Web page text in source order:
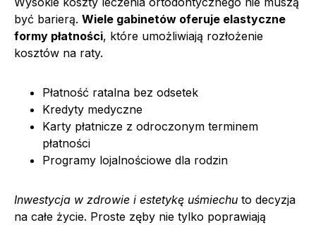
być barierą. Wiele gabinetów oferuje elastyczne
formy płatności, które umożliwiają rozłożenie
kosztów na raty.
Płatność ratalna bez odsetek
Kredyty medyczne
Karty płatnicze z odroczonym terminem
płatności
Programy lojalnościowe dla rodzin
Inwestycja w zdrowie i estetykę uśmiechu to decyzja
na całe życie. Proste zęby nie tylko poprawiają